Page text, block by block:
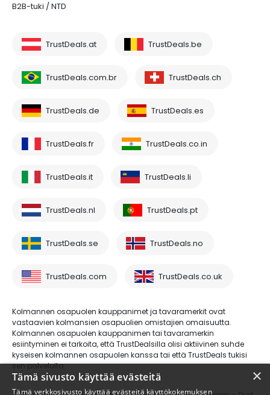
B2B-tuki / NTD
TrustDeals.at TrustDeals.be
TrustDeals.com.br TrustDeals.ch
TrustDeals.de TrustDeals.es
TrustDeals.fr TrustDeals.co.in
TrustDeals.it TrustDeals.li
TrustDeals.nl TrustDeals.pt
TrustDeals.se TrustDeals.no
TrustDeals.com TrustDeals.co.uk
Kolmannen osapuolen kauppanimet ja tavaramerkit ovat
vastaavien kolmansien osapuolien omistajien omaisuutta.
Kolmannen osapuolen kauppanimen tai tavaramerkin
esiintyminen ei tarkoita, että TrustDealsilla olisi aktiivinen suhde
kyseisen kolmannen osapuolen kanssa tai että TrustDeals tukisi
sen palveluita.
×
Tämä sivusto käyttää evästeitä
Tämä verkkosivusto käyttää evästeitä käyttökokemuksen